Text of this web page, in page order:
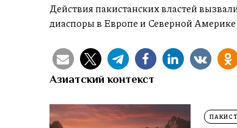
Действия пакистанских властей
диаспоры в Европе и Северной
Азиатский контекст